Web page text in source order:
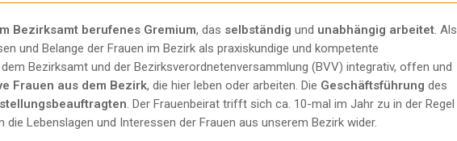
Bezirksamt berufenes Gremium, das selbständig und unabhängig arbeitet. Als
und Belange der Frauen im Bezirk als praxiskundige und kompetente
Bezirksamt und der Bezirksverordnetenversammlung (BVV) integrativ, offen und
Frauen aus dem Bezirk, die hier leben oder arbeiten. Die Geschäftsführung des
. Der Frauenbeirat trifft sich ca. 10-mal im Jahr zu in der Regel
Lebenslagen und Interessen der Frauen aus unserem Bezirk wider.